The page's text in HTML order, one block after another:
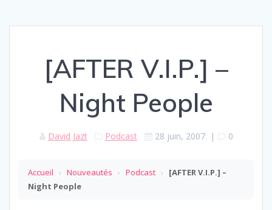
[AFTER V.I.P.] –
Night People
David Jazt Podcast 28 juin, 2007| 0
Accueil › Nouveautés › Podcast ›
[AFTER V.I.P.] –
Night People